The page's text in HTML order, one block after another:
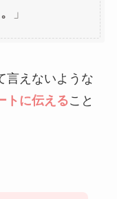
」
言えないような
トに伝えること